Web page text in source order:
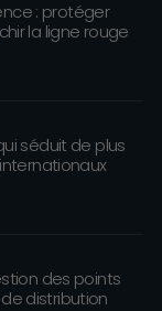
: protéger
la ligne rouge
séduit de plus
des points
distribution